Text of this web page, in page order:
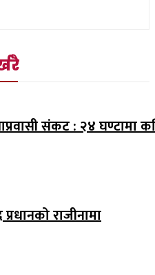
संकट : २४ घण्टामा
प्रधानको राजीनामा